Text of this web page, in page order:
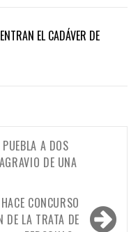
EL CADÁVER DE
A DOS
DE UNA
CONCURSO
DE LA TRATA DE